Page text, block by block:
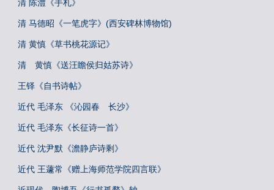
清 陈澧《手札》
清 马德昭《一笔虎字》(西安碑林博物馆)
清 黄慎《草书桃花源记》
清 黄慎《送汪瞻侯归姑苏诗》
王铎《自书诗帖》
近代 毛泽东 《沁园春 长沙》
近代 毛泽东《长征诗一首》
近代 沈尹默《澹静庐诗剩》
近代 王蘧常《赠上海师范学院四言联》